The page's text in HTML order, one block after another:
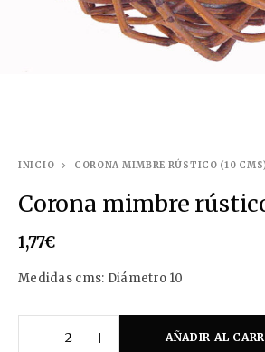
INICIO CORONA MIMBRE RÚSTICO (10
Corona mimbre
1,77€
Medidas cms: Diámetro 10
AÑADIR AL